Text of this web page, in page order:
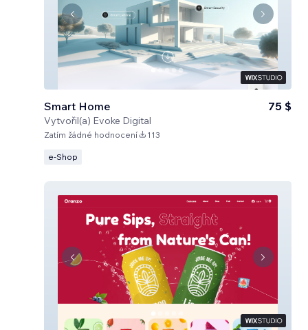
Smart Home
Vytvořil(a) Evoke Digital
75 $
Zatím žádné hodnocení 113
e‑Shop